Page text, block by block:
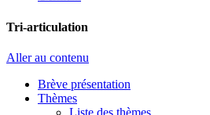
Tri-articulation
Aller au contenu
Brève présentation
Thèmes
Liste des thèmes